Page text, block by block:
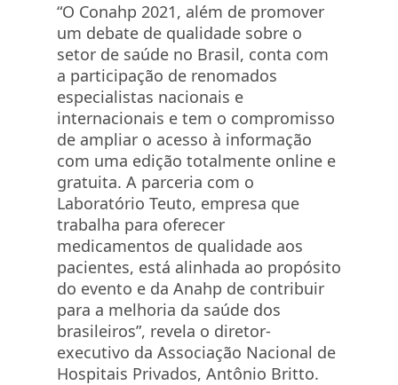
“O Conahp 2021, além de promover
um debate de qualidade sobre o
setor de saúde no Brasil, conta com
a participação de renomados
especialistas nacionais e
internacionais e tem o compromisso
de ampliar o acesso à informação
com uma edição totalmente online e
gratuita. A parceria com o
Laboratório Teuto, empresa que
trabalha para oferecer
medicamentos de qualidade aos
pacientes, está alinhada ao propósito
do evento e da Anahp de contribuir
para a melhoria da saúde dos
brasileiros”, revela o diretor-
executivo da Associação Nacional de
Hospitais Privados, Antônio Britto.